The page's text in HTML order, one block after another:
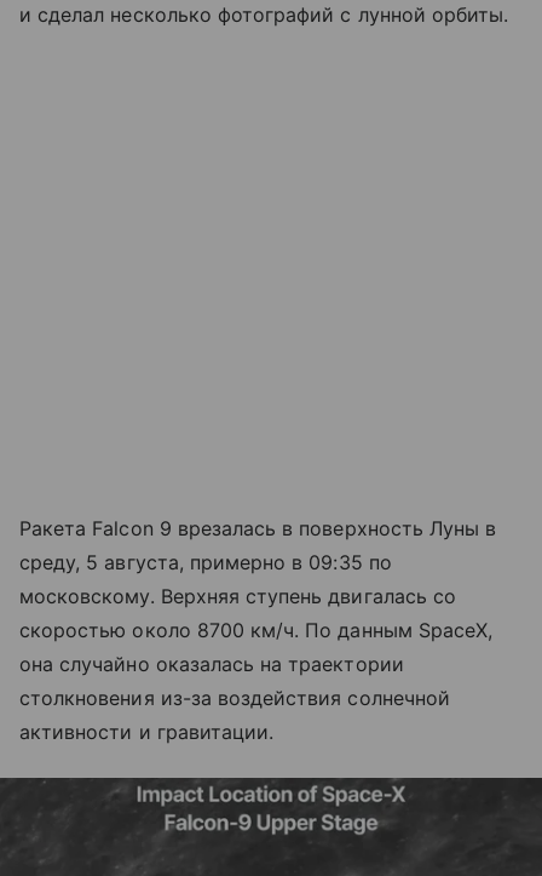
и сделал несколько фотографий с лунной орбиты.
Ракета Falcon 9 врезалась в поверхность Луны в
среду, 5 августа, примерно в 09:35 по
московскому. Верхняя ступень двигалась со
скоростью около 8700 км/ч. По данным SpaceX,
она случайно оказалась на траектории
столкновения из-за воздействия солнечной
активности и гравитации.